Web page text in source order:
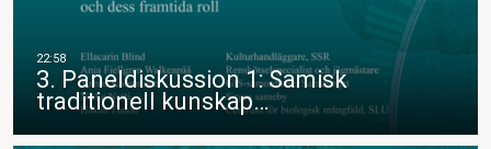
3. Paneldiskussion 1: Samisk
traditionell kunskap…